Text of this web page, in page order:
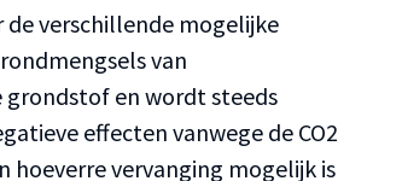
de verschillende mogelijke
van
grondstof en wordt steeds
effecten vanwege de CO2
hoeverre vervanging mogelijk is